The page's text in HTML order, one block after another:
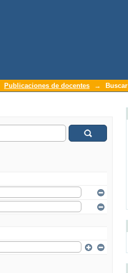
Publicaciones de docentes → Buscar